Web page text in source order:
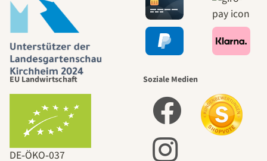
EU Landwirtschaft
DE‑ÖKO‑037
Soziale Medien